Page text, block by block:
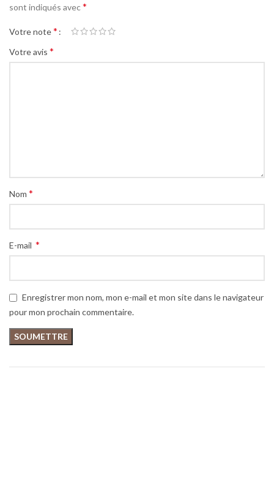
sont indiqués avec*
Votre note*
Votre avis *
Nom *
E-mail *
Enregistrer mon nom, mon e-mail et mon site dans le navigateur
pour mon prochain commentaire.